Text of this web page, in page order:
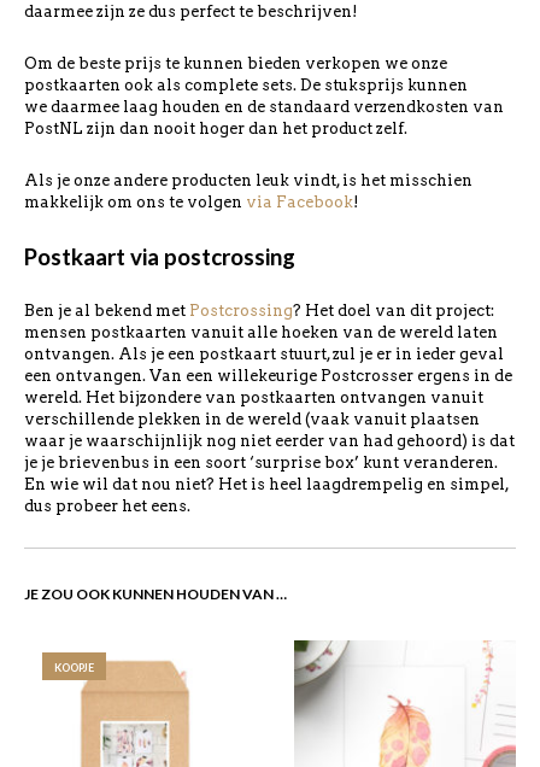
daarmee zijn ze dus perfect te beschrijven!
Om de beste prijs te kunnen bieden verkopen we onze
postkaarten ook als complete sets. De stuksprijs kunnen
we daarmee laag houden en de standaard verzendkosten van
PostNL zijn dan nooit hoger dan het product zelf.
Als je onze andere producten leuk vindt, is het misschien
makkelijk om ons te volgen via Facebook!
Postkaart via postcrossing
Ben je al bekend met Postcrossing? Het doel van dit project:
mensen postkaarten vanuit alle hoeken van de wereld laten
ontvangen. Als je een postkaart stuurt, zul je er in ieder geval
een ontvangen. Van een willekeurige Postcrosser ergens in de
wereld. Het bijzondere van postkaarten ontvangen vanuit
verschillende plekken in de wereld (vaak vanuit plaatsen
waar je waarschijnlijk nog niet eerder van had gehoord) is dat
je je brievenbus in een soort ‘surprise box’ kunt veranderen.
En wie wil dat nou niet? Het is heel laagdrempelig en simpel,
dus probeer het eens.
JE ZOU OOK KUNNEN HOUDEN VAN …
KOOPJE